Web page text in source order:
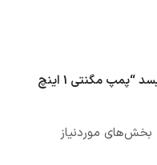
اولین کسی باشید که دیدگاهی می نویسد “پمپ مگنتی 1 اینچ
بخش‌های موردنیاز